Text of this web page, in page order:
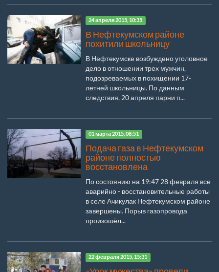
24 апреля 2015, 10:35
В Нефтекумском районе
похитили школьницу
В Нефтекумске возбуждено уголовное
дело в отношении трех мужчин,
подозреваемых в похищении 17-
летней школьницы. По данным
следствия, 20 апреля парни п...
01 марта 2015, 08:51
Подача газа в Нефтекумском
районе полностью
восстановлена
По состоянию на 19:47 28 февраля все
аварийно - восстановительные работы
в селе Ачикулак Нефтекумском районе
завершены. Порыв газопровода
произошёл...
22 февраля 2015, 15:31